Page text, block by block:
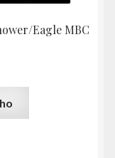
Eagle MBC